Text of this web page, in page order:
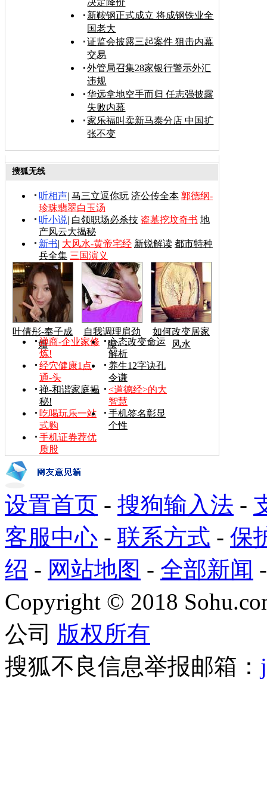
决定降价
新鞍钢正式成立 将成钢铁业全
国老大
证监会披露三起案件 狙击内幕
交易
外管局召集28家银行警示外汇
违规
华远拿地空手而归 任志强披露
失败内幕
家乐福叫卖新马泰分店 中国扩
张不变
搜狐无线
听相声| 马三立逗你玩 济公传全本 郭德纲-
珍珠翡翠白玉汤
听小说| 白领职场必杀技 盗墓挖坟奇书 地
产风云大揭秘
新书| 大风水-黄帝宅经 新锐解读 都市特种
兵全集 三国演义
叶倩彤-奉子成
婚
自我调理肩劲
腰
如何改变居家
风水
禅商-企业家修
炼!
心态改变命运
解析
经穴健康1点
通-头
养生12字诀孔
令谦
禅-和谐家庭揭
秘!
<道德经>的大
智慧
吃喝玩乐一站
式购
手机签名彰显
个性
手机证券荐优
质股
设置首页 - 搜狗输入法 -
客服中心 - 联系方式 - 保
绍 - 网站地图 - 全部新闻
Copyright © 2018
公司 版权所有
搜狐不良信息举报邮箱：